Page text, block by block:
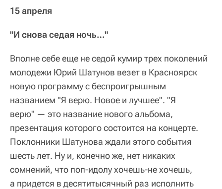
15 апреля
"И снова седая ночь…"
Вполне себе еще не седой кумир трех поколений
молодежи Юрий Шатунов везет в Красноярск
новую программу с беспроигрышным
названием "Я верю. Новое и лучшее". "Я
верю" — это название нового альбома,
презентация которого состоится на концерте.
Поклонники Шатунова ждали этого события
шесть лет. Ну и, конечно же, нет никаких
сомнений, что поп-идолу хочешь-не хочешь,
а придется в десятитысячный раз исполнить